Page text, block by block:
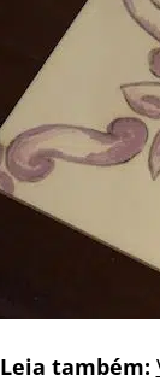
Leia também: